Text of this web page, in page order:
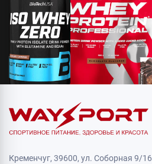
Кременчуг, 39600, ул. Соборная 9/16